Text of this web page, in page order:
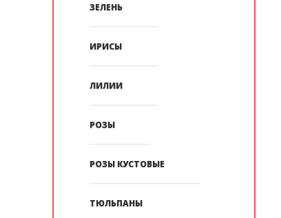
ЗЕЛЕНЬ
ИРИСЫ
ЛИЛИИ
РОЗЫ
РОЗЫ КУСТОВЫЕ
ТЮЛЬПАНЫ